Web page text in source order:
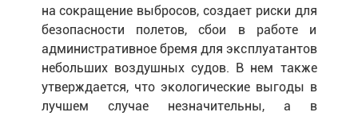
на сокращение выбросов, создает риски для
безопасности полетов, сбои в работе и
административное бремя для эксплуатантов
небольших воздушных судов. В нем также
утверждается, что экологические выгоды в
лучшем случае незначительны, а в